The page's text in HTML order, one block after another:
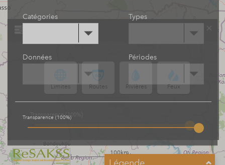
100km
60mi
Catégories Types
Données Périodes
Transparence (100%)
Limites Routes Rivières Feux
Transparence(100%